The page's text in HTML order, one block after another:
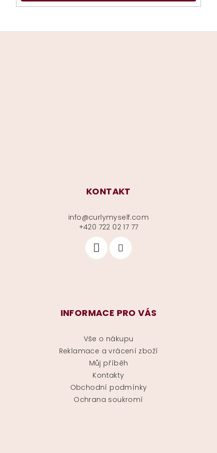
KONTAKT
info@curlymyself.com
+420 722 02 17 77
INFORMACE PRO VÁS
Vše o nákupu
Reklamace a vrácení zboží
Můj příběh
Kontakty
Obchodní podmínky
Ochrana soukromí